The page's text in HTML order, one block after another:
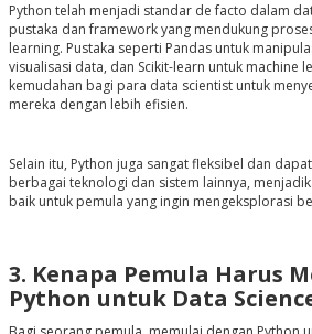
Python telah menjadi standar de facto dalam
pustaka dan framework yang mendukung
learning. Pustaka seperti Pandas untuk
visualisasi data, dan Scikit-learn untuk machine
kemudahan bagi para data scientist untuk
mereka dengan lebih efisien.
Selain itu, Python juga sangat fleksibel dan
berbagai teknologi dan sistem lainnya,
baik untuk pemula yang ingin mengeksplorasi
3. Kenapa Pemula Harus
Python untuk Data